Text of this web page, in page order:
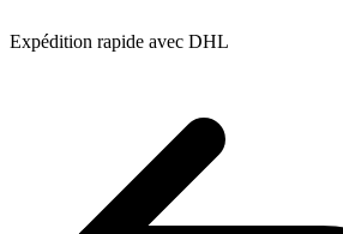
Expédition rapide avec DHL